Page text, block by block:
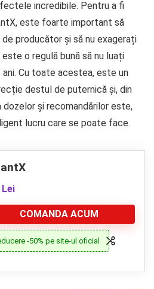
incredibile. Pentru a fi
este foarte important să
producător și să nu exagerați
o regulă bună să nu luați
Cu toate acestea, este un
destul de puternică și, din
și recomandărilor este,
lucru care se poate face.
Lei
COMANDA ACUM
-50% pe site-ul oficial